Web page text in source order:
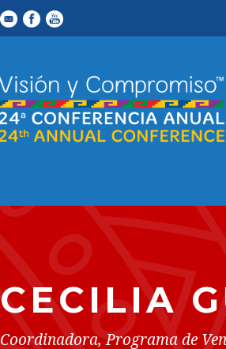
CECILIA
Coordinadora, Programa de